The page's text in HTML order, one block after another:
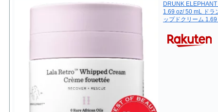
DRUNK
1.69 oz/ 50 mL ドラ
ップドクリーム